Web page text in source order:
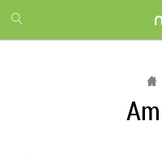
month
free